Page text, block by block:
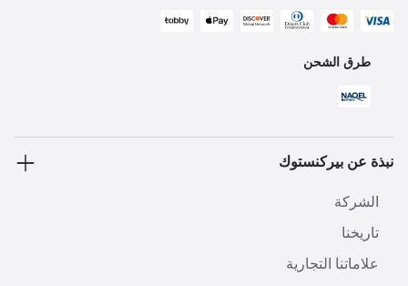
طرق الشحن
نبذة عن بيركنستوك
الشركة
تاريخنا
علاماتنا التجارية